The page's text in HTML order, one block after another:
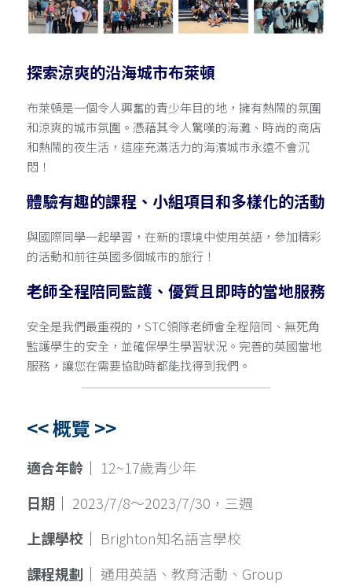
繁體中文
info@omniedu.co
預約諮詢
探索涼爽的沿海城市布萊頓
布萊頓是一個令人興奮的青少年目的地，擁有熱鬧的氛圍
和涼爽的城市氛圍。憑藉其令人驚嘆的海灘、時尚的商店
和熱鬧的夜生活，這座充滿活力的海濱城市永遠不會沉
悶！
體驗有趣的課程、小組項目和多樣化的活動
與國際同學一起學習，在新的環境中使用英語，參加精彩
的活動和前往英國多個城市的旅行！
老師全程陪同監護、優質且即時的當地服務
安全是我們最重視的，STC領隊老師會全程陪同、無死角
監護學生的安全，並確保學生學習狀況。完善的英國當地
服務，讓您在需要協助時都能找得到我們。
<< 概覽 >>
適合年齡｜ 12~17歲青少年
日期｜ 2023/7/8～2023/7/30，三週
上課學校｜ Brighton知名語言學校
課程規劃｜ 通用英語、教育活動、Group